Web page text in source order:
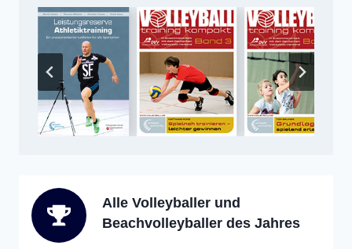
Alle Volleyballer und
Beachvolleyballer des Jahres